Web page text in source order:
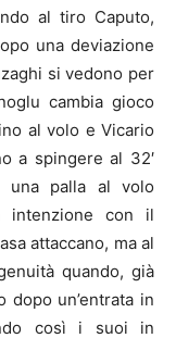
al tiro Caputo,
una deviazione
si vedono per
cambia gioco
al volo e Vicario
a spingere al 32′
una palla al volo
intenzione con il
attaccano, ma al
quando, già
un’entrata in
così i suoi in